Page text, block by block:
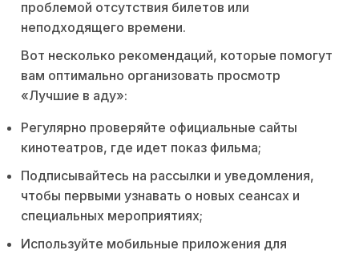
проблемой отсутствия билетов или
неподходящего времени.
Вот несколько рекомендаций, которые помогут
вам оптимально организовать просмотр
«Лучшие в аду»:
Регулярно проверяйте официальные сайты
кинотеатров, где идет показ фильма;
Подписывайтесь на рассылки и уведомления,
чтобы первыми узнавать о новых сеансах и
специальных мероприятиях;
Используйте мобильные приложения для